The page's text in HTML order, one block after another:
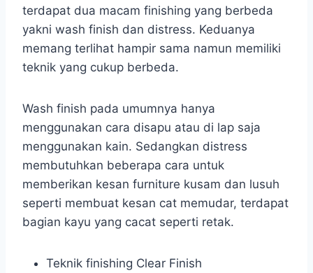
terdapat dua macam finishing yang berbeda
yakni wash finish dan distress. Keduanya
memang terlihat hampir sama namun memiliki
teknik yang cukup berbeda.
Wash finish pada umumnya hanya
menggunakan cara disapu atau di lap saja
menggunakan kain. Sedangkan distress
membutuhkan beberapa cara untuk
memberikan kesan furniture kusam dan lusuh
seperti membuat kesan cat memudar, terdapat
bagian kayu yang cacat seperti retak.
Teknik finishing Clear Finish